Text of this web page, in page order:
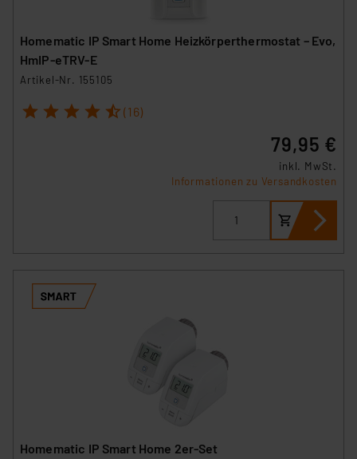
Homematic IP Smart Home Heizkörperthermostat – Evo,
HmIP-eTRV-E
Artikel-Nr. 155105
1 2 3 4 5 (16)
79,95 €
inkl. MwSt.
Informationen zu Versandkosten
Homematic IP Smart Home 2er-Set